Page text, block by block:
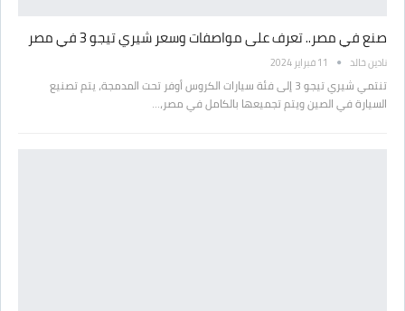
صنع في مصر.. تعرف على مواصفات وسعر شيري تيجو 3 في مصر
نادين خالد 11 فبراير 2024
تنتمي شيري تيجو 3 إلى فئة سيارات الكروس أوفر تحت المدمجة، يتم تصنيع
السيارة في الصين ويتم تجميعها بالكامل في مصر،…